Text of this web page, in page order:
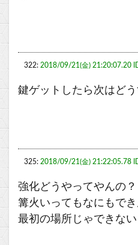
322: 2018/09/21(金) 21:20:07.20
鍵ゲットしたら次はど
325: 2018/09/21(金) 21:22:05.78
強化どうやってやんの？
篝火いってもなにもでき
最初の場所じゃできない